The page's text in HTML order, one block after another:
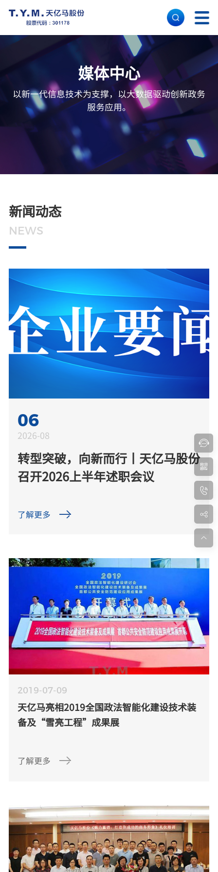
核心能力
解决方案
经典案例
媒体中心
投资者关系
媒体中心
以新一代信息技术为支撑，以大数据驱动创新政务
服务应用。
新闻动态
NEWS
06
2026-08
转型突破，向新而行丨天亿马股份
召开2026上半年述职会议
了解更多
2019-07-09
天亿马亮相2019全国政法智能化建设技术装
备及“雪亮工程”成果展
了解更多